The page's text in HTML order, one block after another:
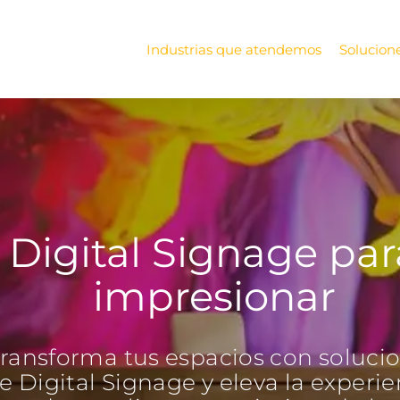
Industrias que atendemos
Digital Signage
impresionar
tus espacios con
Digital Signage y eleva la